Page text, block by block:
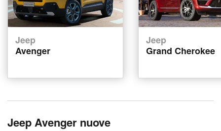
Jeep
Avenger
Jeep
Grand Cherokee
Jeep Avenger nuove